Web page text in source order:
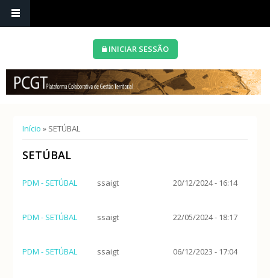
INICIAR SESSÃO
Está aqui
Início » SETÚBAL
SETÚBAL
PDM - SETÚBAL ssaigt 20/12/2024 - 16:14
PDM - SETÚBAL ssaigt 22/05/2024 - 18:17
PDM - SETÚBAL ssaigt 06/12/2023 - 17:04